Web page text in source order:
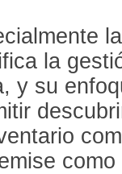
la
y su